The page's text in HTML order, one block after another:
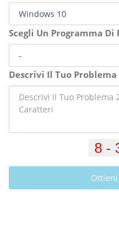
Scegli Un Programma
Descrivi Il Tuo Problema
Ottieni